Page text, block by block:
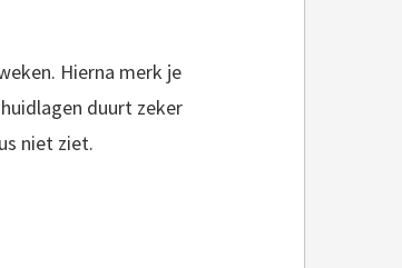
Hierna merk je
duurt zeker
niet ziet.